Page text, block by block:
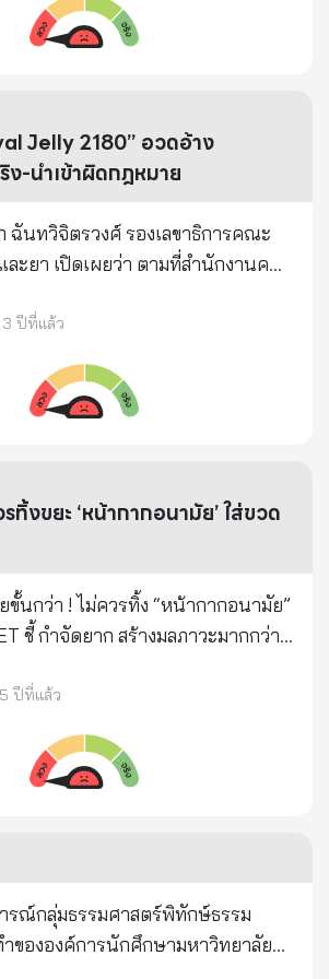
ณหา อย่าขับเคลื่อนชีวิตด้วยความ
ยากเป็น อย่าให้อำนาจวัตถุบังตาจน
ามเมตตา ด้วยประโยชน์ของเพื่อน
ทำให้เห็นเป็นตัวอย่าง 4. พ่อยืน
นเสมอ คนจนอยู่ที่ไหนท่านก็อยู่ที่นั้น
กินง่าย ไม่ยึดติดความหรูหรา เมื่อพ่อ
หลงลืมปณิธานข้อนี้ อย่าทอดทิ้งคน
ผู้อื่น 5. ไม่มีท่าน เราจะมา
รอีกแล้วที่เราจะเกรงใจ รับฟังเหมือนที่
ทุกฝ่ายไม่คิดถึงข้อนี้ให้มาก ถ้ายัง
ย เมื่อพ่อไม่อยู่แล้ว จงรักและถนอม
พ่อทิ้งไว้ ไม่ใช่เพียง
ต่เป็นความรู้ขั้นปรีชาญาณ เราอาจ
ภูมิปัญญาของท่านไว้ได้ จงค้นคว้า
งๆ ฝนเทียมเกิดได้อย่างไร กังหันน้ำ
มันมีความน่าทึ่งยังไงในมิติทาง
ะปลูกโดยไม่พึ่งสารเคมีทำได้อย่างไร
ปลูกพืชเชิงเดี่ยว ทำไมท่านจึงส่งเสริม
รห่มดิน ท่านเคยสร้างรากฐานอันใด
ภูมิปัญญาที่ท่านคิดค้นมาหลายสิบปีจะ
ปจะมีคนอีกมาก ที่
คิดเห็นที่แตกต่าง อาจมีคนที่ไม่เข้าใจ
สดงออกและปลอดภัยของนักเรียน โดย
อกเข้าร่วมชุมนุม
Jelly 2180” อวดอ้าง
-นำเข้าผิดกฎหมาย
นทวิจิตรวงศ์ รองเลขาธิการคณะ
ะยา เปิดเผยว่า ตามที่สำนักงานคณะ
สอบการโฆษณาผลิตภัณฑ์เสริม
awl.com/ อย. จึงได้ดำเนิน
ณาดังกล่าว พบข้อความโอ้อวด
ดันโลหิต ปรับสมดุลฮอร์โมนเพศหญิง
งเซลล์มะเร็ง และอื่นๆ ซึ่งข้อความ
ษณาโดยไม่ได้รับอนุญาตจาก อย.
ระบบตรวจสอบผลิตภัณฑ์ ไม่พบข้อมูล
ฑ์อาหาร หรือผลิตภัณฑ์ยาในชื่อดัง
ดงให้เห็นว่าเป็นการนำเข้ามาจาก
งพื้นที่ตรวจสอบผลิตภัณฑ์ดังกล่าว ณ
ะสถานที่จำหน่าย ซึ่งจากการตรวจสอบ
ะหว่างการรวบรวมหลักฐานเพื่อ
นคดีลงโทษตามกฎหมายอย่างเข้มงวด
ษณาขายผลิตภัณฑ์และการขาย
รับอนุญาต รวมไปถึงได้ประสานเจ้า
3 ปีที่แล้ว
ทิ้งขยะ ‘หน้ากากอนามัย’ ใส่ขวด
นกว่า ! ไม่ควรทิ้ง “หน้ากากอนามัย”
ชี้ กำจัดยาก สร้างมลภาวะมากกว่า
ขยะติดเชื้อ” ใส่ถุงแยก มัดปากถุง
า เพจ “พลังงานจากขยะ” ได้เผยแพร่
พ เตือนอันตรายจากการทิ้ง
กงานเก็บขยะขอความร่วมมือ ปชช.
วามหวังดี กรุณาเสนอไอเดีย ให้ทิ้ง
ขวด PET แบบนี้ ไปตามสื่อโซเชียล
5 ปีที่แล้ว
ขององค์การนักศึกษามหาวิทยาลัย